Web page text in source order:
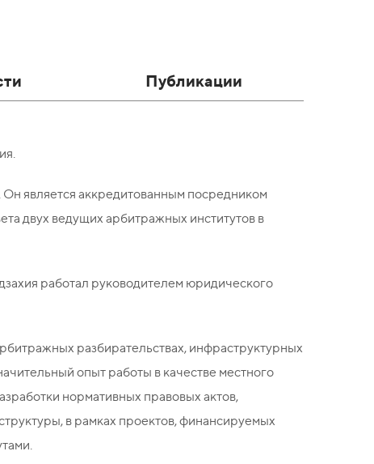
Публикации
является аккредитованным посредником
двух ведущих арбитражных институтов в
работал руководителем юридического
разбирательствах, инфраструктурных
опыт работы в качестве местного
нормативных правовых актов,
в рамках проектов, финансируемых